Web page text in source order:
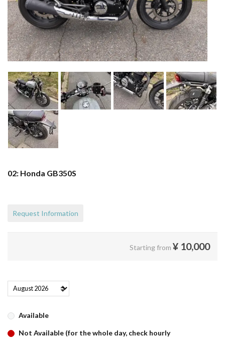
02: Honda GB350S
Request Information
Starting from ¥ 10,000
Available
Not Available (for the whole day, check hourly